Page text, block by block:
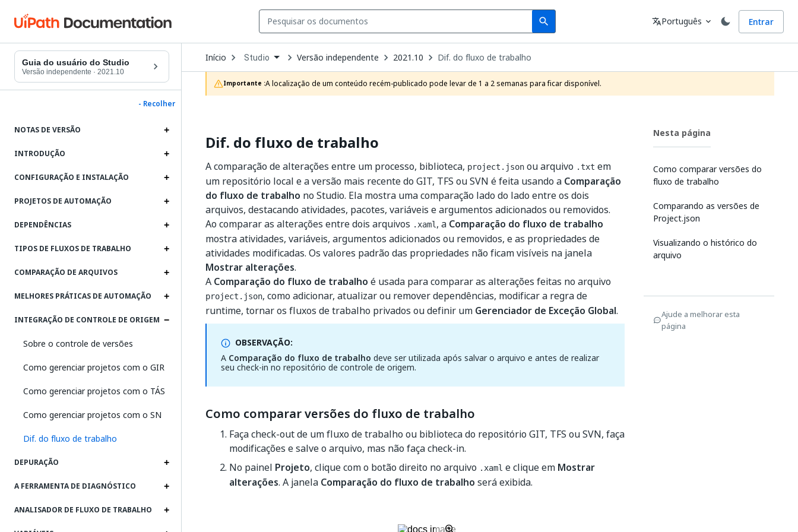
search
Search Idioma
translatePortuguês expand_more Entrar
Guia do usuário do Studio
Versão independente · 2021.10
- Recolher
NOTAS DE VERSÃO
INTRODUÇÃO
CONFIGURAÇÃO E INSTALAÇÃO
PROJETOS DE AUTOMAÇÃO
DEPENDÊNCIAS
TIPOS DE FLUXOS DE TRABALHO
COMPARAÇÃO DE ARQUIVOS
MELHORES PRÁTICAS DE AUTOMAÇÃO
INTEGRAÇÃO DE CONTROLE DE ORIGEM
Sobre o controle de versões
Como gerenciar projetos com o GIR
Como gerenciar projetos com o TÁS
Como gerenciar projetos com o SN
Dif. do fluxo de trabalho
DEPURAÇÃO
A FERRAMENTA DE DIAGNÓSTICO
ANALISADOR DE FLUXO DE TRABALHO
Início Open
Dropdown
to
choose
product
Studio Versão independente 2021.10 Dif. do fluxo de trabalho
Importante :A localização de um conteúdo recém-publicado pode levar de 1 a 2 semanas para ficar disponível.
Dif. do fluxo de trabalho
A comparação de alterações entre um processo, biblioteca, project.json ou arquivo .txt em
um repositório local e a versão mais recente do GIT, TFS ou SVN é feita usando a Comparação
do fluxo de trabalho no Studio. Ela mostra uma comparação lado do lado entre os dois
arquivos, destacando atividades, pacotes, variáveis e argumentos adicionados ou removidos.
Ao comparar as alterações entre dois arquivos .xaml , a Comparação do fluxo de trabalho
mostra atividades, variáveis, argumentos adicionados ou removidos, e as propriedades de
atividades modificadas. Os valores padrão das propriedades não ficam visíveis na janela
Mostrar alterações.
A Comparação do fluxo de trabalho é usada para comparar as alterações feitas no arquivo
project.json, como adicionar, atualizar ou remover dependências, modificar a regra de
runtime, tornar os fluxos de trabalho privados ou definir um Gerenciador de Exceção Global.
OBSERVAÇÃO:
A Comparação do fluxo de trabalho deve ser utilizada após salvar o arquivo e antes de realizar
seu check-in no repositório de controle de origem.
Como comparar versões do fluxo de trabalho
Faça check-out de um fluxo de trabalho ou biblioteca do repositório GIT, TFS ou SVN, faça
modificações e salve o arquivo, mas não faça check-in.
No painel Projeto, clique com o botão direito no arquivo .xaml e clique em Mostrar
alterações. A janela Comparação do fluxo de trabalho será exibida.
Nesta página
Como comparar versões do
fluxo de trabalho
Comparando as versões de
Project.json
Visualizando o histórico do
arquivo
Ajude a melhorar esta
página